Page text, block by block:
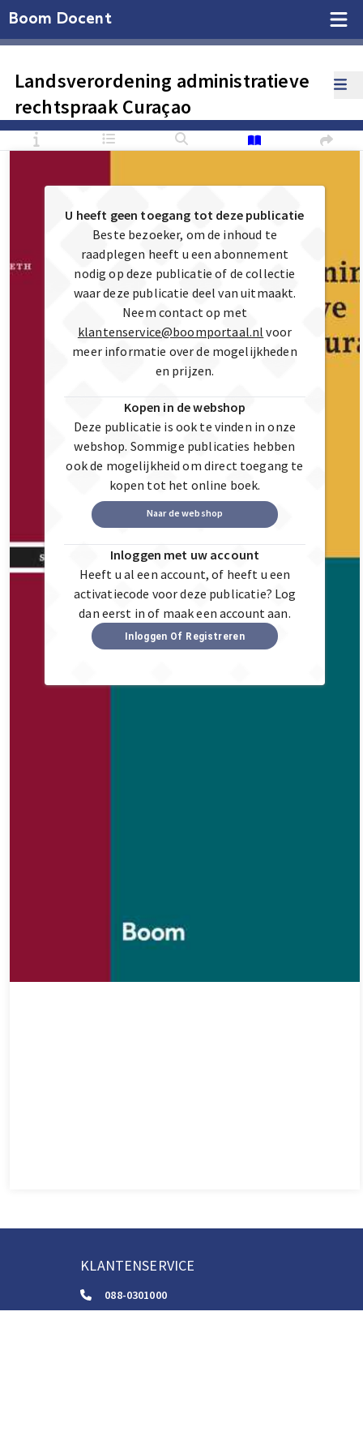
Boom Docent
Landsverordening administratieve
rechtspraak Curaçao
U heeft geen toegang tot deze publicatie
Beste bezoeker, om de inhoud te
raadplegen heeft u een abonnement
nodig op deze publicatie of de collectie
waar deze publicatie deel van uitmaakt.
Neem contact op met
klantenservice@boomportaal.nl voor
meer informatie over de mogelijkheden
en prijzen.
Kopen in de webshop
Deze publicatie is ook te vinden in onze
webshop. Sommige publicaties hebben
ook de mogelijkheid om direct toegang te
kopen tot het online boek.
Naar de webshop
Inloggen met uw account
Heeft u al een account, of heeft u een
activatiecode voor deze publicatie? Log
dan eerst in of maak een account aan.
Inloggen Of Registreren
KLANTENSERVICE
088-0301000